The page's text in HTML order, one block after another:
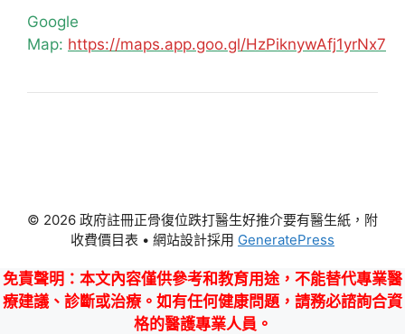
Google
Map: https://maps.app.goo.gl/HzPiknywAfj1yrNx7
© 2026 政府註冊正骨復位跌打醫生好推介要有醫生紙，附
收費價目表 • 網站設計採用 GeneratePress
免責聲明 ：本文內容僅供參考和教育用途，不能替代專業醫
療建議、診斷或治療。如有任何健康問題，請務必諮詢合資
格的醫護專業人員。